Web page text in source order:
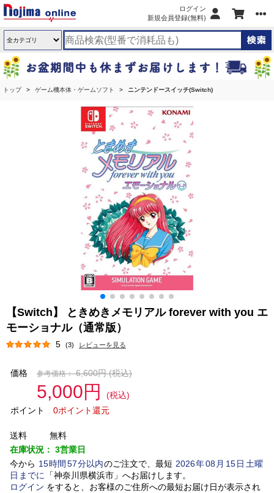
ログイン
新規会員登録(無料)
トップ ゲーム機本体・ゲームソフト ニンテンドースイッチ(Switch)
【Switch】 ときめきメモリアル forever with you エ
モーショナル（通常版）
5 (3) レビューを見る
価格 参考価格： 6,600円(税込)
5,000円
(税込)
ポイント
0ポイント還元
送料
無料
在庫状況： 3営業日
今から 15時間 57分以内のご注文で、最短 2026年08 月 15日土曜
日 までに 「神奈川県横浜市」 へお届けします。
ログイン をすると、お客様のご住所への最短お届け日が表示され